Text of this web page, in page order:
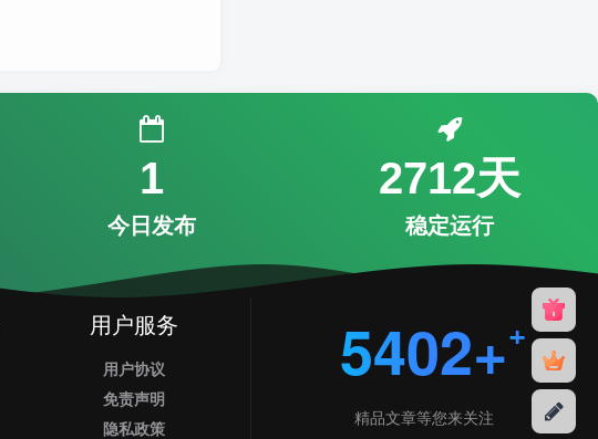
1
今日发布
2712天
稳定运行
用户服务
用户协议
免责声明
隐私政策
5402+
精品文章等您来关注